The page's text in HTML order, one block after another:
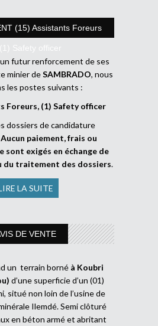
(15) Assistants Foreurs
Safety officer
futur renforcement de ses
minier deSAMBRADO, nous
les postes suivants :
Foreurs, (1) Safety officer
dossiers de candidature
Aucun paiement, frais ou
sont exigés en échange de
du traitement des dossiers.
LA SUITE
DE VENTE
un terrain borné à Koubri
d’une superficie d’un (01)
situé non loin de l’usine de
Ilemdé. Semi clôturé
en béton armé et abritant